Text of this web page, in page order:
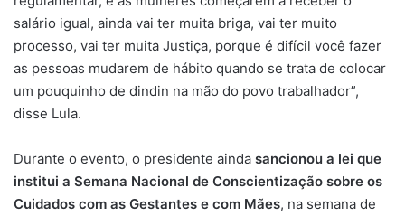
salário igual, ainda vai ter muita briga, vai ter muito
processo, vai ter muita Justiça, porque é difícil você fazer
as pessoas mudarem de hábito quando se trata de colocar
um pouquinho de dindin na mão do povo trabalhador”,
disse Lula.
Durante o evento, o presidente ainda sancionou a lei que
institui a Semana Nacional de Conscientização sobre os
Cuidados com as Gestantes e com Mães, na semana de